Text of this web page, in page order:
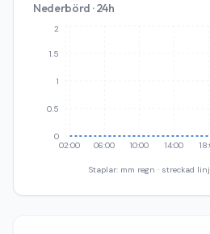
Nederbörd · 24h
02:00 06:00 10:00 14:00
0
0.5
1
1.5
2
Staplar: mm regn · streckad